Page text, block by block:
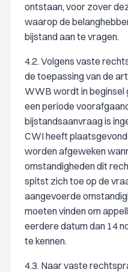
ontstaan, voor zover
waarop de
bijstand aan te vragen.
4.2. Volgens vaste
de toepassing van de
WWB wordt in beginsel
een periode
bijstandsaanvraag is
CWI heeft
worden afgeweken
omstandigheden dit
spitst zich toe op de
aangevoerde
moeten vinden om
eerdere datum dan 14
te kennen.
4.3. Naar vaste